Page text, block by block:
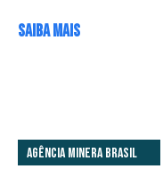
SAIBA MAIS
Agência Minera Brasil